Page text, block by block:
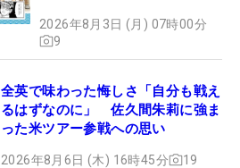
2026年8月3日 (月) 07時00分
9
全英で味わった悔しさ「自分も戦え
るはずなのに」 佐久間朱莉に強ま
った米ツアー参戦への思い
2026年8月6日 (木) 16時45分 19